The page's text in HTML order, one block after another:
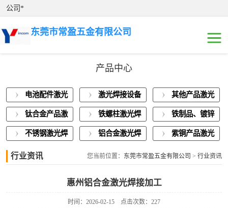
公司*
东莞市常盈五金有限公司
产品中心
电池配件激光
焊接
激光焊接设备
展示
其他产品激光
焊接
钛合金产品激
光焊接
铁螺柱激光焊
接加工
铁制品、镀锌
板激光焊接
不锈钢激光焊
铝合金激光焊
紫铜产品激光
行业资讯 您当前位置： 东莞市常盈五金有限公司 > 行业资讯
惠州铝合金激光焊接加工
时间：2026-02-15 点击次数：227
接
激光焊接设备展
示
其他产品激光焊